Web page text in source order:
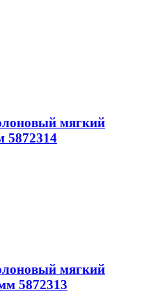
мягкий
5872314
мягкий
5872313